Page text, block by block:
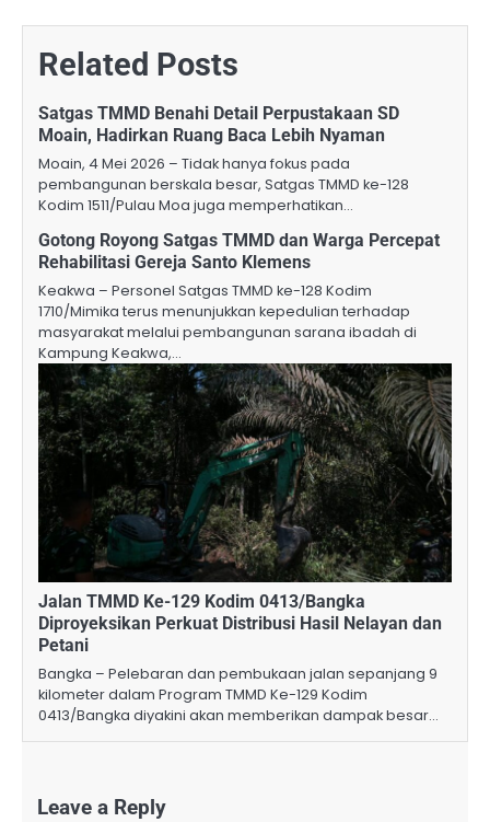
Related Posts
Satgas TMMD Benahi Detail Perpustakaan SD
Moain, Hadirkan Ruang Baca Lebih Nyaman
Moain, 4 Mei 2026 – Tidak hanya fokus pada
pembangunan berskala besar, Satgas TMMD ke-128
Kodim 1511/Pulau Moa juga memperhatikan…
Gotong Royong Satgas TMMD dan Warga Percepat
Rehabilitasi Gereja Santo Klemens
Keakwa – Personel Satgas TMMD ke-128 Kodim
1710/Mimika terus menunjukkan kepedulian terhadap
masyarakat melalui pembangunan sarana ibadah di
Kampung Keakwa,…
Jalan TMMD Ke-129 Kodim 0413/Bangka
Diproyeksikan Perkuat Distribusi Hasil Nelayan dan
Petani
Bangka – Pelebaran dan pembukaan jalan sepanjang 9
kilometer dalam Program TMMD Ke-129 Kodim
0413/Bangka diyakini akan memberikan dampak besar…
Leave a Reply